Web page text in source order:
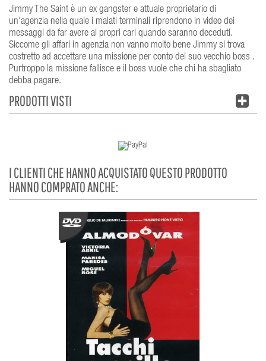
Jimmy The Saint è un ex gangster e attuale proprietario di
un'agenzia nella quale i malati terminali riprendono in video dei
messaggi da far avere ai propri cari quando saranno deceduti.
Siccome gli affari in agenzia non vanno molto bene Jimmy si trova
costretto ad accettare una missione per conto del suo vecchio boss .
Purtroppo la missione fallisce e il boss vuole che chi ha sbagliato
debba pagare.
PRODOTTI VISTI
I CLIENTI CHE HANNO ACQUISTATO QUESTO PRODOTTO
HANNO COMPRATO ANCHE: